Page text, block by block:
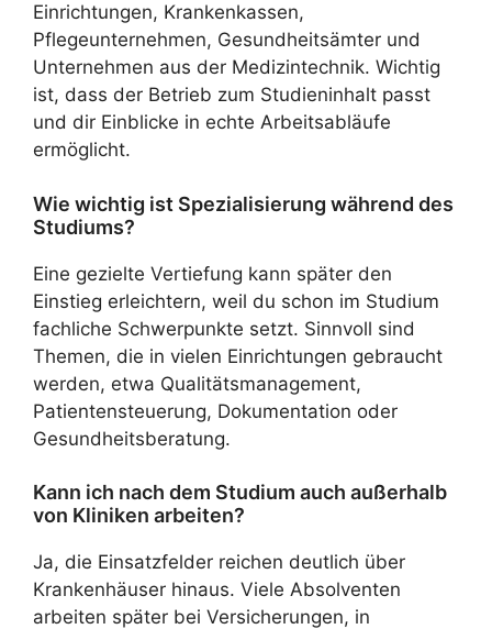
Einrichtungen, Krankenkassen,
Pflegeunternehmen, Gesundheitsämter und
Unternehmen aus der Medizintechnik. Wichtig
ist, dass der Betrieb zum Studieninhalt passt
und dir Einblicke in echte Arbeitsabläufe
ermöglicht.
Wie wichtig ist Spezialisierung während des
Studiums?
Eine gezielte Vertiefung kann später den
Einstieg erleichtern, weil du schon im Studium
fachliche Schwerpunkte setzt. Sinnvoll sind
Themen, die in vielen Einrichtungen gebraucht
werden, etwa Qualitätsmanagement,
Patientensteuerung, Dokumentation oder
Gesundheitsberatung.
Kann ich nach dem Studium auch außerhalb
von Kliniken arbeiten?
Ja, die Einsatzfelder reichen deutlich über
Krankenhäuser hinaus. Viele Absolventen
arbeiten später bei Versicherungen, in